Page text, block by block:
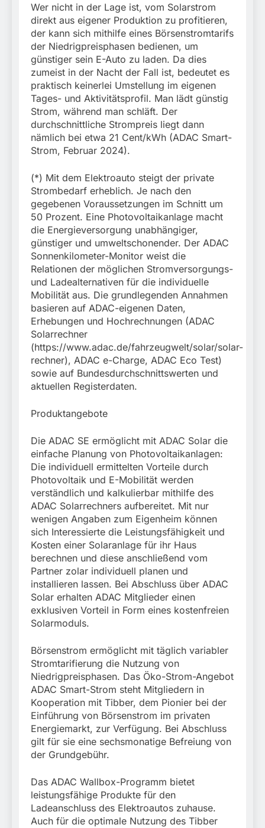
Wer nicht in der Lage ist, vom Solarstrom
direkt aus eigener Produktion zu profitieren,
der kann sich mithilfe eines Börsenstromtarifs
der Niedrigpreisphasen bedienen, um
günstiger sein E-Auto zu laden. Da dies
zumeist in der Nacht der Fall ist, bedeutet es
praktisch keinerlei Umstellung im eigenen
Tages- und Aktivitätsprofil. Man lädt günstig
Strom, während man schläft. Der
durchschnittliche Strompreis liegt dann
nämlich bei etwa 21 Cent/kWh (ADAC Smart-
Strom, Februar 2024).
(*) Mit dem Elektroauto steigt der private
Strombedarf erheblich. Je nach den
gegebenen Voraussetzungen im Schnitt um
50 Prozent. Eine Photovoltaikanlage macht
die Energieversorgung unabhängiger,
günstiger und umweltschonender. Der ADAC
Sonnenkilometer-Monitor weist die
Relationen der möglichen Stromversorgungs-
und Ladealternativen für die individuelle
Mobilität aus. Die grundlegenden Annahmen
basieren auf ADAC-eigenen Daten,
Erhebungen und Hochrechnungen (ADAC
Solarrechner
(https://www.adac.de/fahrzeugwelt/solar/solar-
rechner), ADAC e-Charge, ADAC Eco Test)
sowie auf Bundesdurchschnittswerten und
aktuellen Registerdaten.
Produktangebote
Die ADAC SE ermöglicht mit ADAC Solar die
einfache Planung von Photovoltaikanlagen:
Die individuell ermittelten Vorteile durch
Photovoltaik und E-Mobilität werden
verständlich und kalkulierbar mithilfe des
ADAC Solarrechners aufbereitet. Mit nur
wenigen Angaben zum Eigenheim können
sich Interessierte die Leistungsfähigkeit und
Kosten einer Solaranlage für ihr Haus
berechnen und diese anschließend vom
Partner zolar individuell planen und
installieren lassen. Bei Abschluss über ADAC
Solar erhalten ADAC Mitglieder einen
exklusiven Vorteil in Form eines kostenfreien
Solarmoduls.
Börsenstrom ermöglicht mit täglich variabler
Stromtarifierung die Nutzung von
Niedrigpreisphasen. Das Öko-Strom-Angebot
ADAC Smart-Strom steht Mitgliedern in
Kooperation mit Tibber, dem Pionier bei der
Einführung von Börsenstrom im privaten
Energiemarkt, zur Verfügung. Bei Abschluss
gilt für sie eine sechsmonatige Befreiung von
der Grundgebühr.
Das ADAC Wallbox-Programm bietet
leistungsfähige Produkte für den
Ladeanschluss des Elektroautos zuhause.
Auch für die optimale Nutzung des Tibber